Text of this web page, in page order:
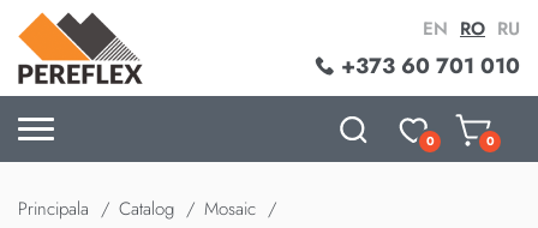
+373 60 701 010
EN RO RU
0 0
Principala Catalog
Mosaic